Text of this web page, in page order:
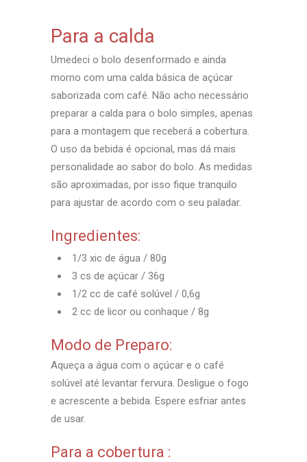
Para a calda
Umedeci o bolo desenformado e ainda
morno com uma calda básica de açúcar
saborizada com café. Não acho necessário
preparar a calda para o bolo simples, apenas
para a montagem que receberá a cobertura.
O uso da bebida é opcional, mas dá mais
personalidade ao sabor do bolo. As medidas
são aproximadas, por isso fique tranquilo
para ajustar de acordo com o seu paladar.
Ingredientes:
1/3 xic de água / 80g
3 cs de açúcar / 36g
1/2 cc de café solúvel / 0,6g
2 cc de licor ou conhaque / 8g
Modo de Preparo:
Aqueça a água com o açúcar e o café
solúvel até levantar fervura. Desligue o fogo
e acrescente a bebida. Espere esfriar antes
de usar.
Para a cobertura :